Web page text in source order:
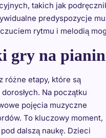
takich jak
predyspozycje
rytmu i melodią
gry na
różne etapy, które są
Na początku
pojęcia muzyczne
To kluczowy moment,
dalszą naukę. Dzieci